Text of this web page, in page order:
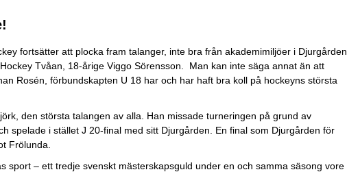
fortsätter att plocka fram talanger, inte bra från akademimiljöer i Djurgården
Tvåan, 18-årige Viggo Sörensson. Man kan inte säga annat än att
Rosén, förbundskapten U 18 har och har haft bra koll på hockeyns största
den största talangen av alla. Han missade turneringen på grund av
spelade i stället J 20-final med sitt Djurgården. En final som Djurgården för
Frölunda.
sport – ett tredje svenskt mästerskapsguld under en och samma säsong vore